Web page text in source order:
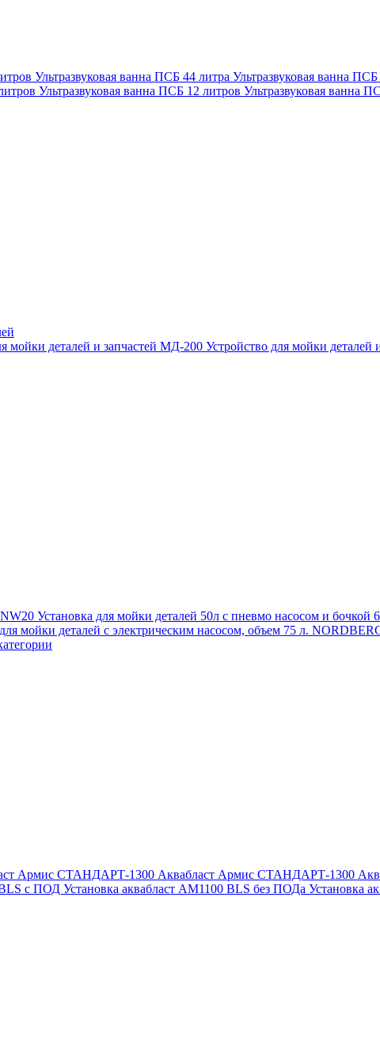
Ультразвуковая ванна ПСБ 44 литра Ультразвуковая ванна
Ультразвуковая ванна ПСБ 12 литров Ультразвуковая ванна
мойки деталей и запчастей МД-200 Устройство для мойки деталей
Установка для мойки деталей 50л с пневмо насосом и бочкой
мойки деталей с электрическим насосом, объем 75 л.
Армис СТАНДАРТ-1300 Аквабласт Армис СТАНДАРТ-1300
BLS с ПОД Установка аквабласт AM1100 BLS без ПОДа Установка